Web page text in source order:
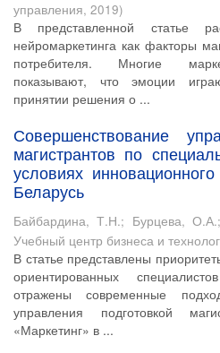
управления, 2019)
В представленной статье
нейромаркетинга как факторы
потребителя. Многие
показывают, что эмоции
принятии решения о ...
Совершенствование
магистрантов по
условиях
Беларусь
Байбардина, Т.Н.; Бурцева, О.А.;
Учебный центр бизнеса и
В статье представлены
ориентированных
отражены современные
управления подготовкой
«Маркетинг» в ...